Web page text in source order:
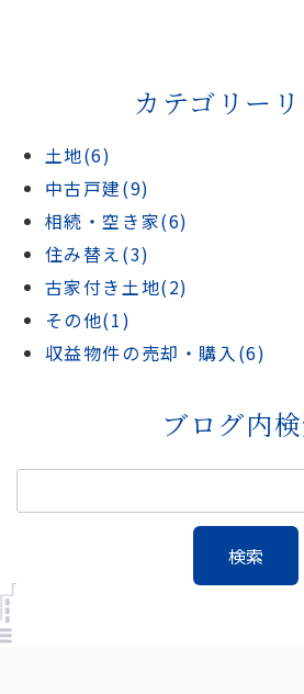
カテゴリー
土地(6)
中古戸建(9)
相続・空き家(6)
住み替え(3)
古家付き土地(2)
その他(1)
収益物件の売却・購入(6)
ブログ内